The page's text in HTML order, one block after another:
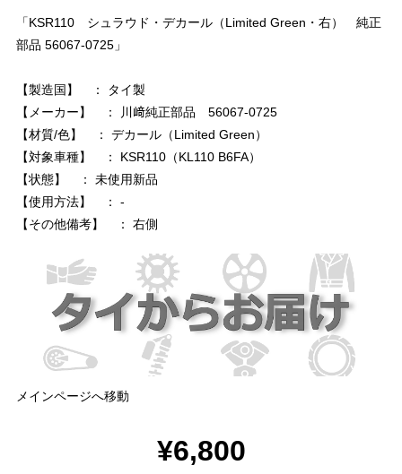
「KSR110 シュラウド・デカール（Limited Green・右） 純正
部品 56067-0725」
【製造国】 ： タイ製
【メーカー】 ： 川﨑純正部品 56067-0725
【材質/色】 ： デカール（Limited Green）
【対象車種】 ： KSR110（KL110 B6FA）
【状態】 ： 未使用新品
【使用方法】 ： -
【その他備考】 ： 右側
メインページへ移動
¥6,800